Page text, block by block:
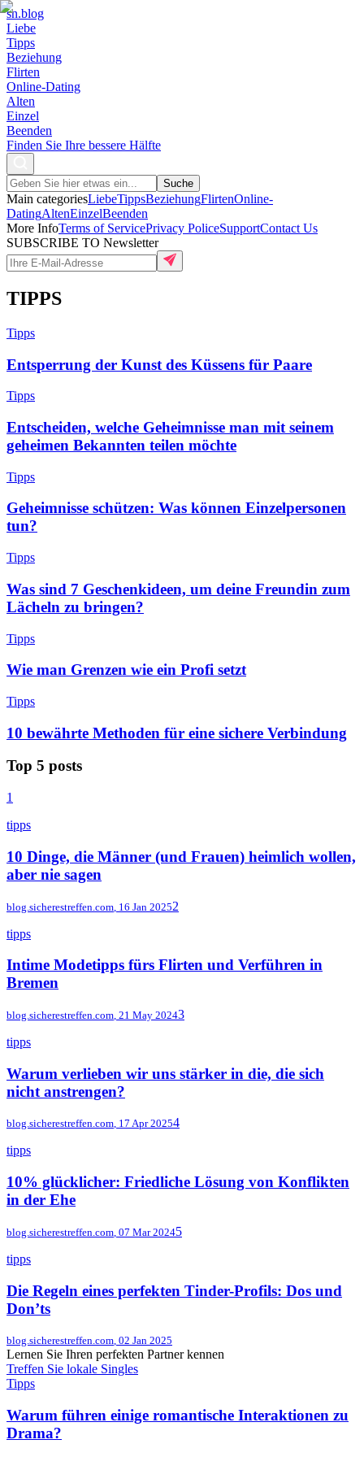
sn.blog
Liebe
Tipps
Beziehung
Flirten
Online-Dating
Alten
Einzel
Beenden
Finden Sie Ihre bessere Hälfte
Suche
Main categoriesLiebeTippsBeziehungFlirtenOnline-
DatingAltenEinzelBeenden
More InfoTerms of ServicePrivacy PoliceSupportContact Us
SUBSCRIBE TO Newsletter
TIPPS
Tipps
Entsperrung der Kunst des Küssens für Paare
Tipps
Entscheiden, welche Geheimnisse man mit seinem
geheimen Bekannten teilen möchte
Tipps
Geheimnisse schützen: Was können Einzelpersonen
tun?
Tipps
Was sind 7 Geschenkideen, um deine Freundin zum
Lächeln zu bringen?
Tipps
Wie man Grenzen wie ein Profi setzt
Tipps
10 bewährte Methoden für eine sichere Verbindung
Top 5 posts
1
tipps
10 Dinge, die Männer (und Frauen) heimlich wollen,
aber nie sagen
blog.sicherestreffen.com 16 Jan 20252
tipps
Intime Modetipps fürs Flirten und Verführen in
Bremen
blog.sicherestreffen.com, 21 May 20243
tipps
Warum verlieben wir uns stärker in die, die sich
nicht anstrengen?
blog.sicherestreffen.com, 17 Apr 20254
tipps
10% glücklicher: Friedliche Lösung von Konflikten
in der Ehe
blog.sicherestreffen.com 07 Mar 20245
tipps
Die Regeln eines perfekten Tinder-Profils: Dos und
Don’ts
blog.sicherestreffen.com, 02 Jan 2025
Lernen Sie Ihren perfekten Partner kennen
Treffen Sie lokale Singles
Tipps
Warum führen einige romantische Interaktionen zu
Drama?